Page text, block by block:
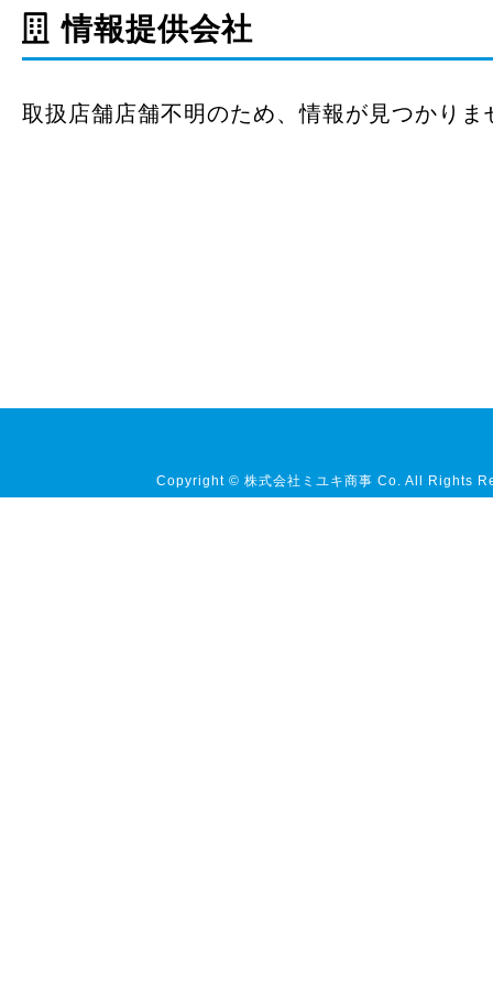
情報提供会社
取扱店舗店舗不明のため、情報が見つかりま
Copyright © 株式会社ミユキ商事 Co. All Rights